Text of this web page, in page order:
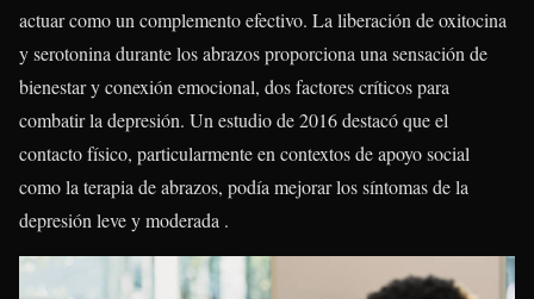
actuar como un complemento efectivo. La liberación de oxitocina
y serotonina durante los abrazos proporciona una sensación de
bienestar y conexión emocional, dos factores críticos para
combatir la depresión. Un estudio de 2016 destacó que el
contacto físico, particularmente en contextos de apoyo social
como la terapia de abrazos, podía mejorar los síntomas de la
depresión leve y moderada .